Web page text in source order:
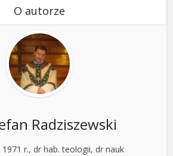
O autorze
Radziszewski
r., dr hab. teologii, dr nauk